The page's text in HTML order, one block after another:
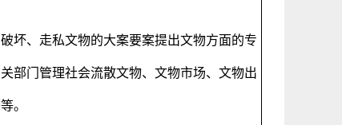
坏、走私文物的大案要案提出文物方面的专
部门管理社会流散文物、文物市场、文物出
。